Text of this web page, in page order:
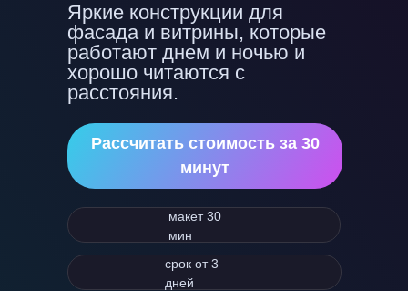
Яркие конструкции для
фасада и витрины, которые
работают днем и ночью и
хорошо читаются с
расстояния.
макет 30
мин
срок от 3
дней
Рассчитать стоимость за 30
минут